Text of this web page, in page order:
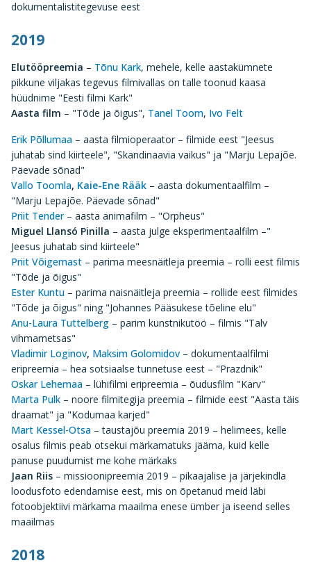
dokumentalistitegevuse eest
2019
Elutööpreemia – Tõnu Kark, mehele, kelle aastakümnete
pikkune viljakas tegevus filmivallas on talle toonud kaasa
hüüdnime "Eesti filmi Kark"
Aasta film – "Tõde ja õigus", Tanel Toom, Ivo Felt
Erik Põllumaa – aasta filmioperaator – filmide eest "Jeesus
juhatab sind kiirteele", "Skandinaavia vaikus" ja "Marju Lepajõe.
Päevade sõnad"
Vallo Toomla, Kaie-Ene Rääk – aasta dokumentaalfilm –
"Marju Lepajõe. Päevade sõnad"
Priit Tender– aasta animafilm – "Orpheus"
Miguel Llansó Pinilla – aasta julge eksperimentaalfilm –"
Jeesus juhatab sind kiirteele"
Priit Võigemast – parima meesnäitleja preemia – rolli eest filmis
"Tõde ja õigus"
Ester Kuntu – parima naisnäitleja preemia – rollide eest filmides
"Tõde ja õigus" ning "Johannes Pääsukese tõeline elu"
Anu-Laura Tuttelberg – parim kunstnikutöö – filmis "Talv
vihmametsas"
Vladimir Loginov, Maksim Golomidov – dokumentaalfilmi
eripreemia – hea sotsiaalse tunnetuse eest – "Prazdnik"
Oskar Lehemaa – lühifilmi eripreemia – õudusfilm "Karv"
Marta Pulk – noore filmitegija preemia – filmide eest "Aasta täis
draamat" ja "Kodumaa karjed"
Mart Kessel-Otsa – taustajõu preemia 2019 – helimees, kelle
osalus filmis peab otsekui märkamatuks jääma, kuid kelle
panuse puudumist me kohe märkaks
Jaan Riis – missioonipreemia 2019 – pikaajalise ja järjekindla
loodusfoto edendamise eest, mis on õpetanud meid läbi
fotoobjektiivi märkama maailma enese ümber ja iseend selles
maailmas
2018